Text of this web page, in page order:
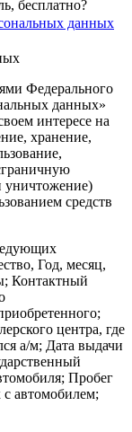
бесплатно?
данных
Федерального
данных»
интересе на
хранение,
уничтожение)
средств
Год, месяц,
Контактный
центра, где
а/м; Дата выдачи
Пробег
автомобилем;